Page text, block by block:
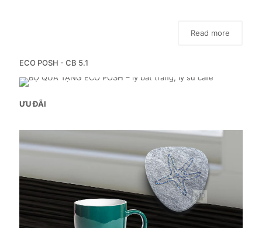
Read more
ECO POSH - CB 5.1
ƯU ĐÃI